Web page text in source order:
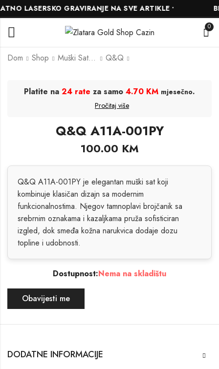
LASERSKO GRAVIRANJE NA SVE ARTIKLE •
0
Dom Shop Muški Satovi Q&Q
Casio A700WMG-9A
Q&Q A484J301Y
Platite na 24 rate za samo 4.70 KM mjesečno.
Pročitaj više
Q&Q A11A-001PY
100.00 KM
Q&Q A11A-001PY je elegantan muški sat koji
kombinuje klasičan dizajn sa modernim
funkcionalnostima. Njegov tamnoplavi brojčanik sa
srebrnim oznakama i kazaljkama pruža sofisticiran
izgled, dok smeđa kožna narukvica dodaje dozu
topline i udobnosti.
Dostupnost:Nema na skladištu
Obavijesti me
DODATNE INFORMACIJE